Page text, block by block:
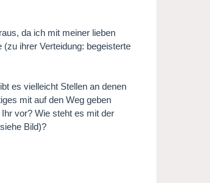
da ich mit meiner lieben
ihrer Verteidung: begeisterte
es vielleicht Stellen an denen
mit auf den Weg geben
vor? Wie steht es mit der
Bild)?